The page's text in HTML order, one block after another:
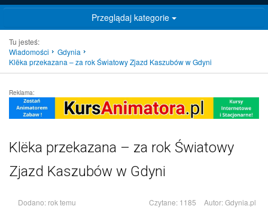
Przeglądaj kategorie
Tu jesteś:
Wiadomości
Gdynia
Klëka przekazana – za rok Światowy Zjazd Kaszubów w Gdyni
Reklama:
Klëka przekazana – za rok Światowy
Zjazd Kaszubów w Gdyni
Dodano: rok temu Czytane: 1185 Autor:Gdynia.pl